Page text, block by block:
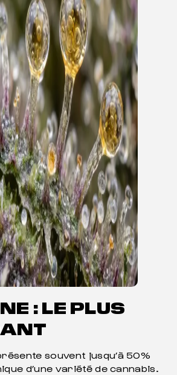
: LE PLUS
souvent jusqu’à 50%
d’une variété de cannabis.